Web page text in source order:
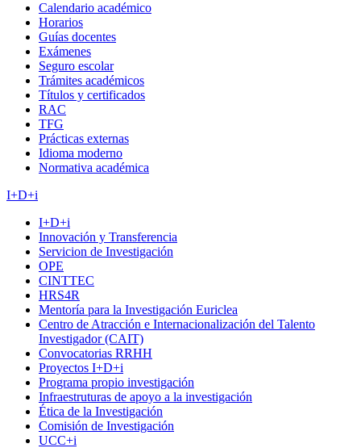
Calendario académico
Horarios
Guías docentes
Exámenes
Seguro escolar
Trámites académicos
Títulos y certificados
RAC
TFG
Prácticas externas
Idioma moderno
Normativa académica
I+D+i
I+D+i
Innovación y Transferencia
Servicion de Investigación
OPE
CINTTEC
HRS4R
Mentoría para la Investigación Euriclea
Centro de Atracción e Internacionalización del Talento
Investigador (CAIT)
Convocatorias RRHH
Proyectos I+D+i
Programa propio investigación
Infraestruturas de apoyo a la investigación
Ética de la Investigación
Comisión de Investigación
UCC+i